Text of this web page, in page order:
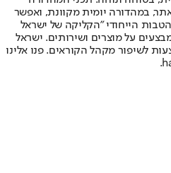
במהדורה יומית מקוונת, ואפשר
הייחודי "הקליקה של ישראל
על מוצרים ושירותים. ישראל
לשיפור מקהל הקוראים. פנו אלינו